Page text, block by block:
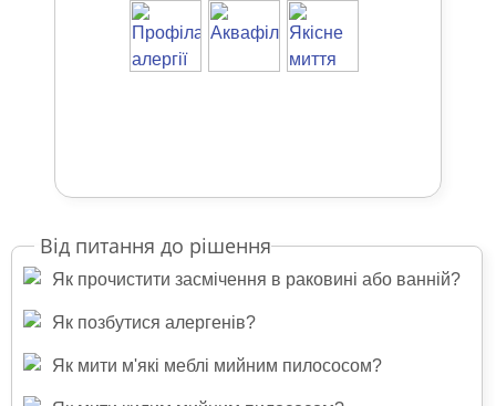
Від питання до рішення
Як прочистити засмічення в раковині або ванній?
Прочистити засмічення в раковині або ванні
пилососа або пилососа з функцією збору рідин.
Як позбутися алергенів?
Для того, щоб позбавитися алергенів,
Як мити м'які меблі мийним пилососом?